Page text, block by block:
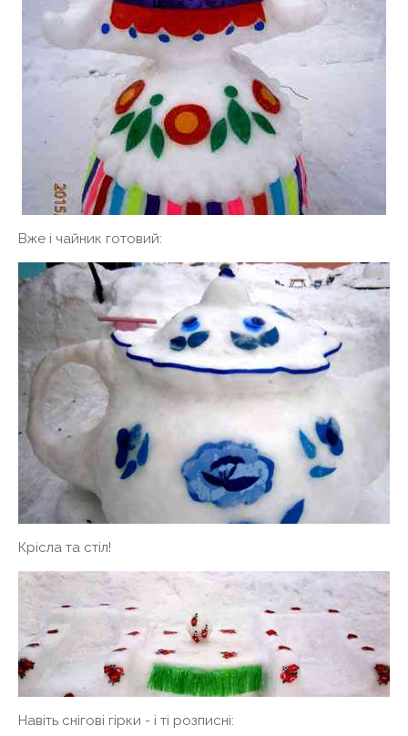
Вже і чайник готовий:
Крісла та стіл!
Навіть снігові гірки - і ті розписні: